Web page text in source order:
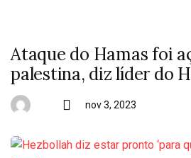
Ataque do Hamas foi
palestina, diz líder do
nov 3, 2023